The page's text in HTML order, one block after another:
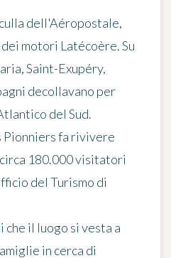
dell'Aéropostale,
motori Latécoère. Su
Saint-Exupéry,
decollavano per
del Sud.
Pionniers fa rivivere
180.000 visitatori
del Turismo di
il luogo si vesta a
in cerca di